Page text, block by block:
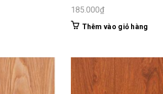
185.000₫
Thêm vào giỏ hàng